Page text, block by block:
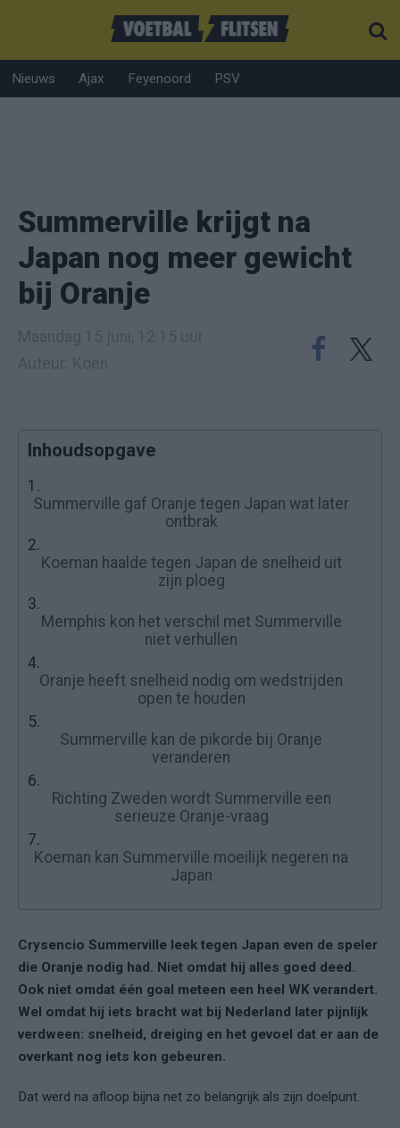
Nieuws Ajax Feyenoord PSV
Summerville krijgt na
Japan nog meer gewicht
bij Oranje
Inhoudsopgave
1.
Summerville gaf Oranje tegen Japan wat later
ontbrak
2.
Koeman haalde tegen Japan de snelheid uit
zijn ploeg
3.
Memphis kon het verschil met Summerville
niet verhullen
4.
Oranje heeft snelheid nodig om wedstrijden
open te houden
5.
Summerville kan de pikorde bij Oranje
veranderen
6.
Richting Zweden wordt Summerville een
serieuze Oranje-vraag
7.
Koeman kan Summerville moeilijk negeren na
Japan
Crysencio Summerville leek tegen Japan even de speler
die Oranje nodig had. Niet omdat hij alles goed deed.
Ook niet omdat één goal meteen een heel WK verandert.
Wel omdat hij iets bracht wat bij Nederland later pijnlijk
verdween: snelheid, dreiging en het gevoel dat er aan de
overkant nog iets kon gebeuren.
Dat werd na afloop bijna net zo belangrijk als zijn doelpunt.